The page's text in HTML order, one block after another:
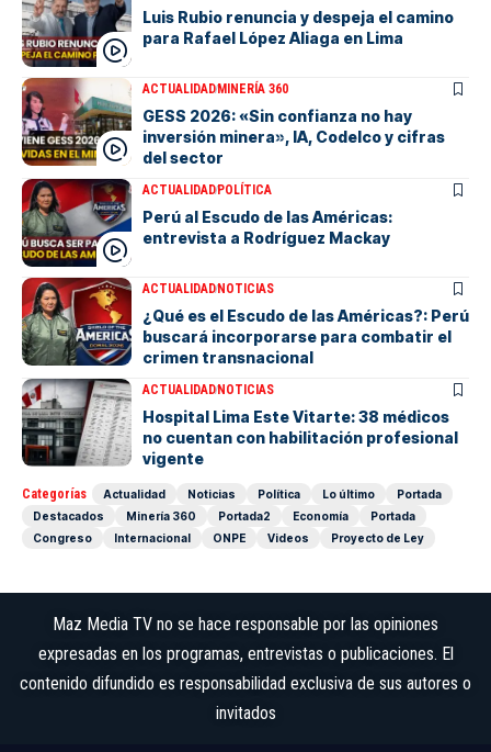
Luis Rubio renuncia y despeja el camino
para Rafael López Aliaga en Lima
ACTUALIDADMINERÍA 360
GESS 2026: «Sin confianza no hay
inversión minera», IA, Codelco y cifras
del sector
ACTUALIDADPOLÍTICA
Perú al Escudo de las Américas:
entrevista a Rodríguez Mackay
ACTUALIDADNOTICIAS
¿Qué es el Escudo de las Américas?: Perú
buscará incorporarse para combatir el
crimen transnacional
ACTUALIDADNOTICIAS
Hospital Lima Este Vitarte: 38 médicos
no cuentan con habilitación profesional
vigente
Categorías Actualidad Noticias Política Lo último
Portada
Destacados
Minería 360 Portada2 Economía
Portada
Congreso
Internacional ONPE Videos Proyecto de Ley
Maz Media TV no se hace responsable por las opiniones
expresadas en los programas, entrevistas o publicaciones. El
contenido difundido es responsabilidad exclusiva de sus autores o
invitados